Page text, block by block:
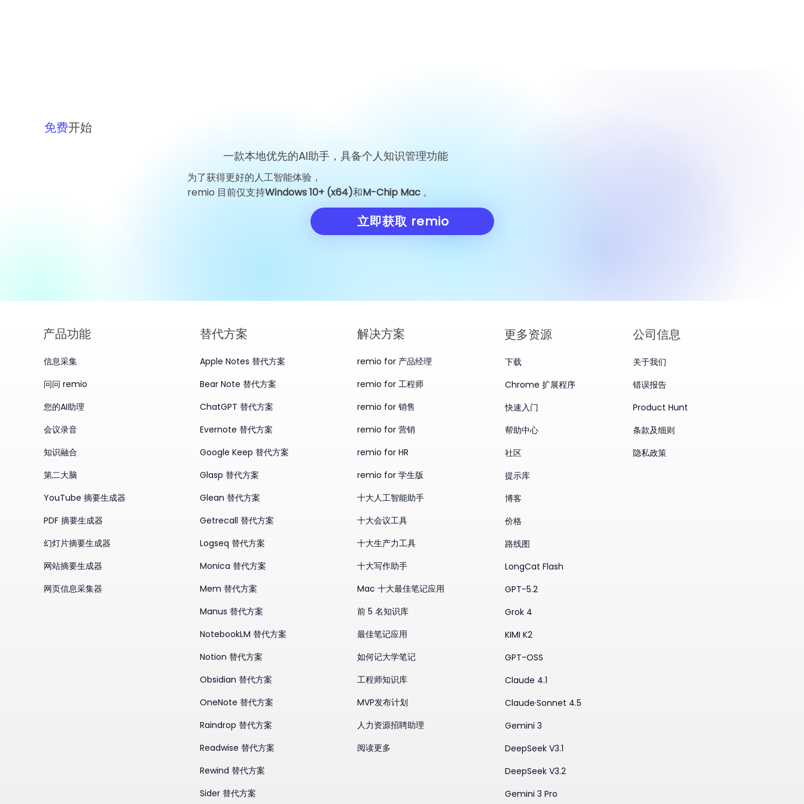
免费开始
一款本地优先的AI助手，具备个人知识管理功能
为了获得更好的人工智能体验，
remio 目前仅支持Windows 10+ (x64)和M-Chip Mac。
立即获取 remio
产品​功能
信息采集
问问 remio
您的AI助理
会议录音
知识融合
第二大脑
YouTube 摘要生成器
PDF 摘要生成器
幻灯片摘要生成器
网站摘要生成器
网页信息采集器
替代方案
Apple Notes 替代方案
Bear Note 替代方案
ChatGPT 替代方案
Evernote 替代方案
Google Keep 替代方案
Glasp 替代方案
Glean 替代方案
Getrecall 替代方案
Logseq 替代方案
Monica 替代方案
Mem 替代方案
Manus 替代方案
NotebookLM 替代方案
Notion 替代方案
Obsidian 替代方案
OneNote 替代方案
Raindrop 替代方案
Readwise 替代方案
Rewind 替代方案
Sider 替代方案
​解决方案
remio for 产品经理
remio for 工程师
remio for 销售
remio for 营销
remio for HR
remio for 学生版
十大人工智能助手
十大会议工具
十大生产力工具
十大写作助手
Mac 十大最佳笔记应用
前 5 名知识库
最佳笔记应用
如何记大学笔记
工程师知识库
MVP发布计划
人力资源招聘助理
阅读更多
更多资源
下载
Chrome 扩展程序
快速入门
帮助中心
社区
提示库
博客
价格
路线图
LongCat Flash
GPT-5.2
Grok 4
KIMI K2
GPT-OSS
Claude 4.1
Claude·Sonnet 4.5
Gemini 3
DeepSeek V3.1
DeepSeek V3.2
Gemini 3 Pro
公司信息
关于我们
错误报告
Product Hunt
条款及细则
隐私政策